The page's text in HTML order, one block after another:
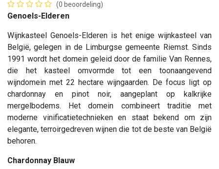
(0 beoordeling)
Genoels-Elderen
Wijnkasteel Genoels-Elderen is het enige wijnkasteel van
België, gelegen in de Limburgse gemeente Riemst. Sinds
1991 wordt het domein geleid door de familie Van Rennes,
die het kasteel omvormde tot een toonaangevend
wijndomein met 22 hectare wijngaarden. De focus ligt op
chardonnay en pinot noir, aangeplant op kalkrijke
mergelbodems. Het domein combineert traditie met
moderne vinificatietechnieken en staat bekend om zijn
elegante, terroirgedreven wijnen die tot de beste van België
behoren.
Chardonnay Blauw